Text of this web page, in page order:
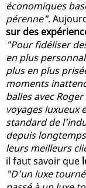
économiques
pérenne".
sur des
"Pour fidéliser
en plus
plus en plus
moments
balles avec
voyages luxueux
standard de
depuis
leurs meilleurs
il faut savoir que
"D’un luxe